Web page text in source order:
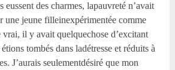
eussent des charmes, lapauvreté n’avait
une jeune filleinexpérimentée comme
il y avait quelquechose d’excitant
tombés dans ladétresse et réduits à
J’aurais seulementdésiré que mon